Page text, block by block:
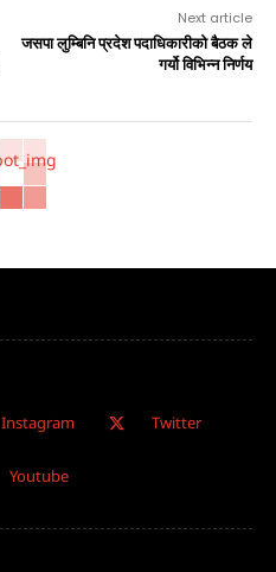
Next article
जसपा लुम्बिनि प्रदेश पदाधिकारीको बैठक ले
गर्यो विभिन्न निर्णय
Instagram Twitter
Youtube